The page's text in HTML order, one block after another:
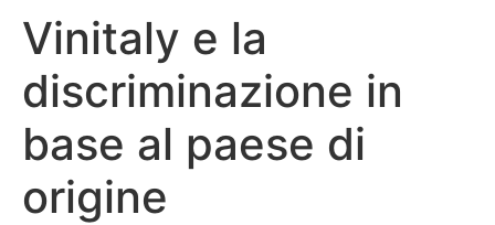
Vinitaly e la
discriminazione in
base al paese di
origine